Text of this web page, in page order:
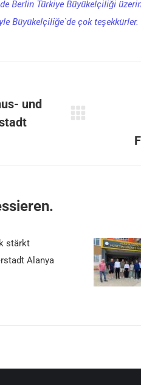
Berlin Türkiye Büyükelçiliği
Büyükelçiliğe`de çok teşekkürler.
und
stärkt
Alanya